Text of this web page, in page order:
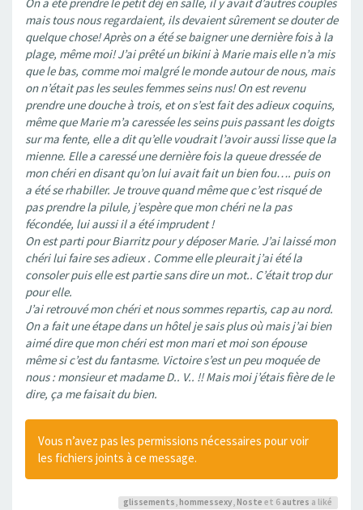
mais tous nous regardaient, ils devaient sûrement se douter de
quelque chose! Après on a été se baigner une dernière fois à la
plage, même moi! J’ai prêté un bikini à Marie mais elle n’a mis
que le bas, comme moi malgré le monde autour de nous, mais
on n’était pas les seules femmes seins nus! On est revenu
prendre une douche à trois, et on s’est fait des adieux coquins,
même que Marie m’a caressée les seins puis passant les doigts
sur ma fente, elle a dit qu’elle voudrait l’avoir aussi lisse que la
mienne. Elle a caressé une dernière fois la queue dressée de
mon chéri en disant qu’on lui avait fait un bien fou…. puis on
a été se rhabiller. Je trouve quand même que c’est risqué de
pas prendre la pilule, j’espère que mon chéri ne la pas
fécondée, lui aussi il a été imprudent !
On est parti pour Biarritz pour y déposer Marie. J’ai laissé mon
chéri lui faire ses adieux . Comme elle pleurait j’ai été la
consoler puis elle est partie sans dire un mot.. C’était trop dur
pour elle.
J’ai retrouvé mon chéri et nous sommes repartis, cap au nord.
On a fait une étape dans un hôtel je sais plus où mais j’ai bien
aimé dire que mon chéri est mon mari et moi son épouse
même si c’est du fantasme. Victoire s’est un peu moquée de
nous : monsieur et madame D.. V.. !! Mais moi j’étais fière de le
dire, ça me faisait du bien.
Vous n’avez pas les permissions nécessaires pour voir
les fichiers joints à ce message.
glissements, hommessexy, Noste et 6 autres a liké